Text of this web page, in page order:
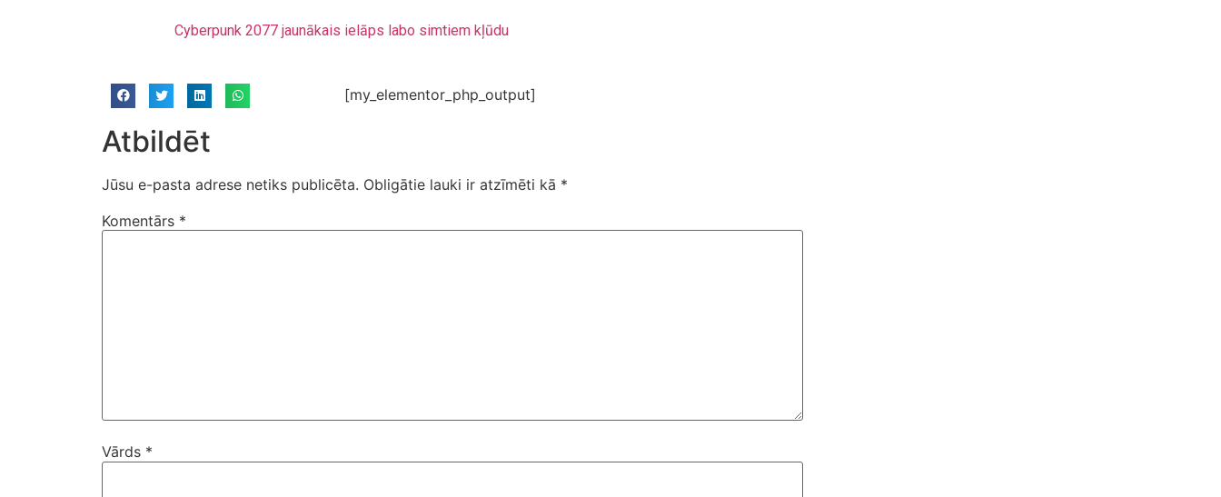
Cyberpunk 2077 jaunākais ielāps labo simtiem kļūdu
[my_elementor_php_output]
Atbildēt
Jūsu e-pasta adrese netiks publicēta. Obligātie lauki ir atzīmēti kā *
Komentārs *
Vārds *